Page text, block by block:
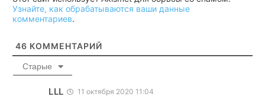
Узнайте, как обрабатываются ваши данные
комментариев.
46 КОММЕНТАРИЙ
Старые
LLL 11 октября 2020 11:04